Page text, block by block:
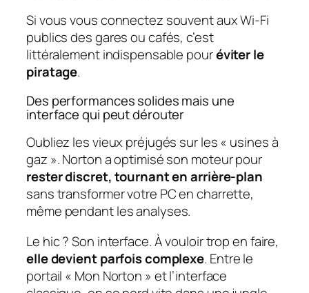
Si vous vous connectez souvent aux Wi-Fi
publics des gares ou cafés, c’est
littéralement indispensable pouréviter le
piratage.
Des performances solides mais une
interface qui peut dérouter
Oubliez les vieux préjugés sur les « usines à
gaz ». Norton a optimisé son moteur pour
rester discret, tournant en arrière-plan
sans transformer votre PC en charrette,
même pendant les analyses.
Le hic ? Son interface. À vouloir trop en faire,
elle devient parfois complexe. Entre le
portail « Mon Norton » et l’interface